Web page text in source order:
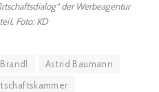
der Werbeagentur
Foto: KD
Astrid Baumann